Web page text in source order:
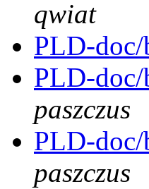
qwiat
PLD-
PLD-
paszczus
PLD-
paszczus